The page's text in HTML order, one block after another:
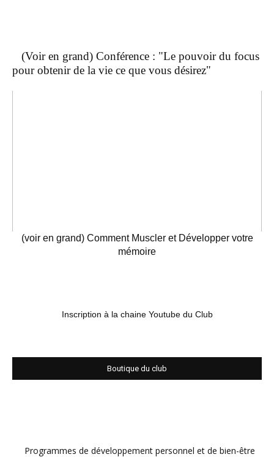
(Voir en grand) Conférence : "Le pouvoir du focus
pour obtenir de la vie ce que vous désirez"
(voir en grand) Comment Muscler et Développer votre
mémoire
Inscription à la chaine Youtube du Club
Boutique du club
Programmes de développement personnel et de bien-être